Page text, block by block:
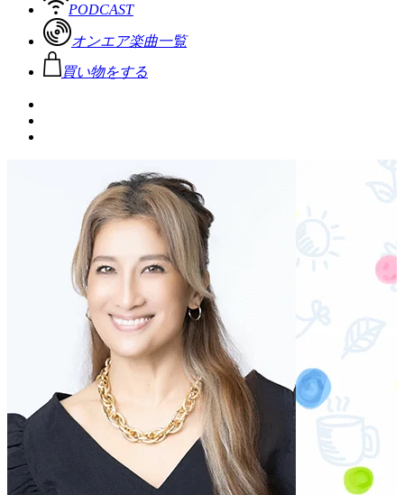
PODCAST
オンエア楽曲一覧
買い物をする